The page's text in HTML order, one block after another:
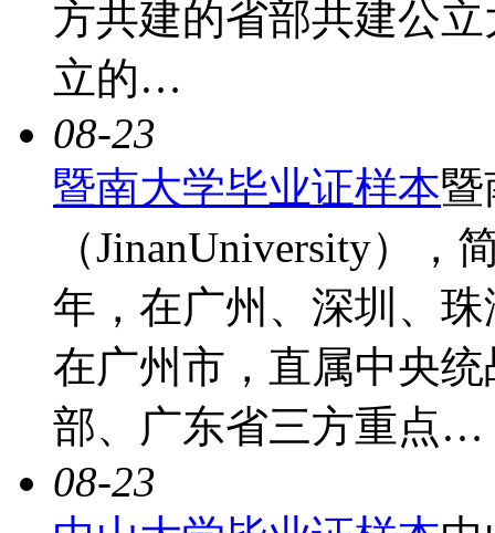
方共建的省部共建公
立的…
08-23
暨南大学毕业证样本暨
（JinanUniversity），
年，在广州、深圳、
在广州市，直属中央
部、广东省三方重点…
08-23